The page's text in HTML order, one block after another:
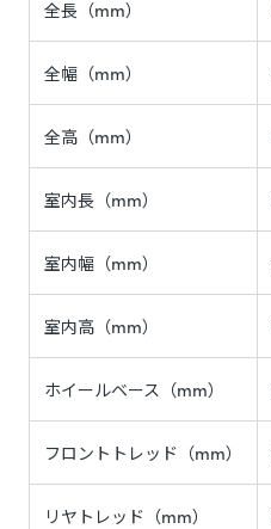
全長（mm）
全幅（mm）
全高（mm）
室内長（mm）
室内幅（mm）
室内高（mm）
ホイールベース（mm）
フロントトレッド（mm）
リヤトレッド（mm）